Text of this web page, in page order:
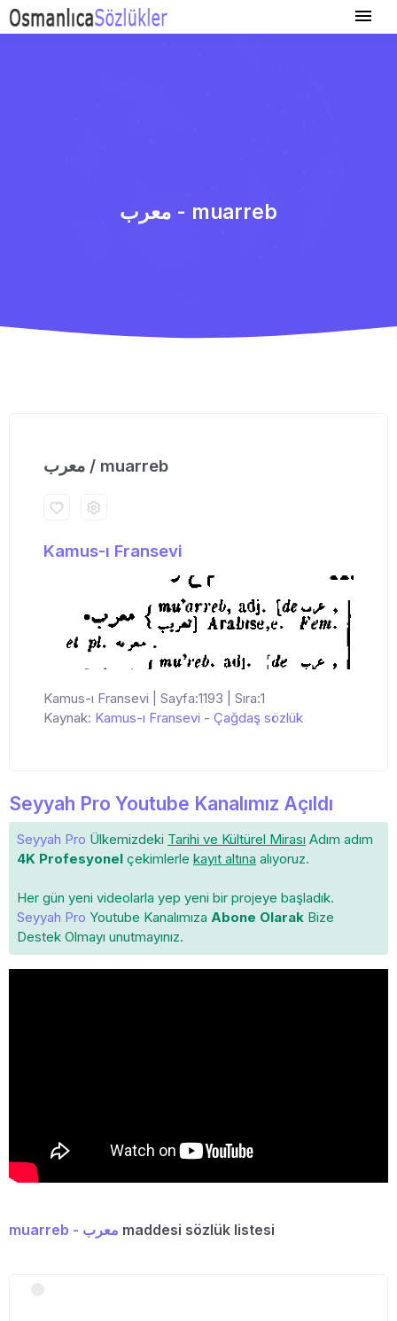
معرب - muarreb
معرب / muarreb
Kamus-ı Fransevi
Kamus-ı Fransevi | Sayfa:1193 | Sıra:1
Kaynak: Kamus-ı Fransevi - Çağdaş sözlük
Seyyah Pro Youtube Kanalımız Açıldı
Seyyah Pro Ülkemizdeki Tarihi ve Kültürel Mirası Adım adım
4K Profesyonel çekimlerle kayıt altına alıyoruz.
Her gün yeni videolarla yep yeni bir projeye başladık.
Seyyah Pro Youtube Kanalımıza Abone Olarak Bize
Destek Olmayı unutmayınız.
muarreb - معرب maddesi sözlük listesi